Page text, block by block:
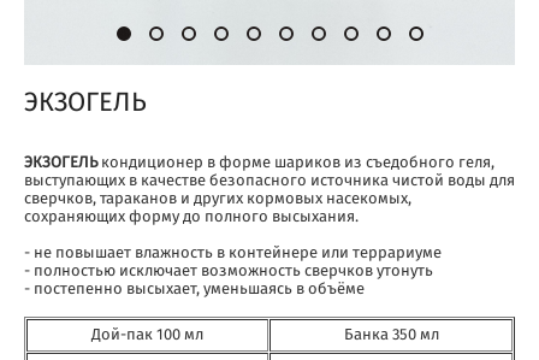
ЭКЗОГЕЛЬ
ЭКЗОГЕЛЬкондиционер в форме шариков из съедобного геля,
выступающих в качестве безопасного источника чистой воды для
сверчков, тараканов и других кормовых насекомых,
сохраняющих форму до полного высыхания.
- не повышает влажность в контейнере или террариуме
- полностью исключает возможность сверчков утонуть
- постепенно высыхает, уменьшаясь в объёме
Дой-пак 100 мл Банка 350 мл